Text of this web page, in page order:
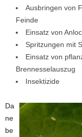
Ausbringen von
Feinde
Einsatz von
Spritzungen mit
Einsatz von
Brennesselauszug
Insektizide
Da
ne
be